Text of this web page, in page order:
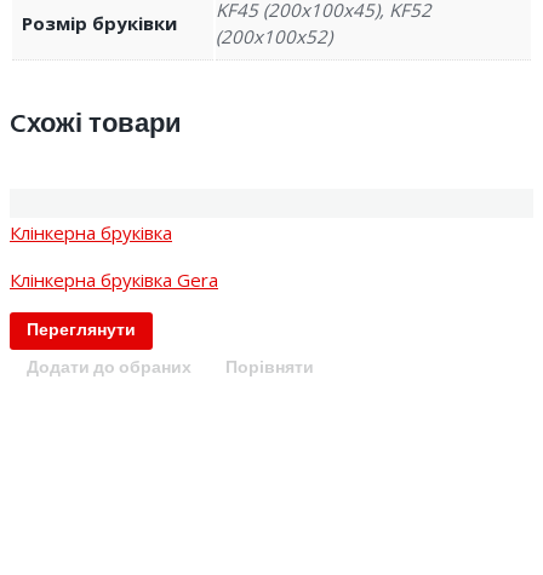
Розмір бруківки
KF45 (200x100x45), KF52
(200x100x52)
Cхожі товари
Клінкерна бруківка
Клінкерна бруківка Gera
Переглянути
Додати до обраних
Порівняти